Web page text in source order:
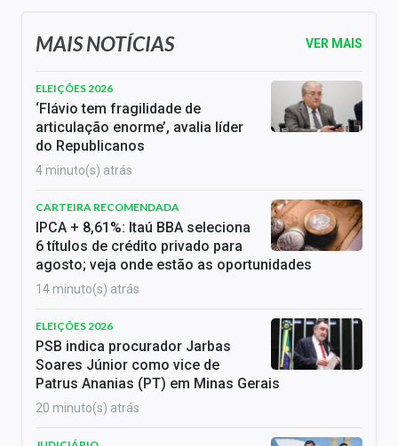
MAIS NOTÍCIAS VER MAIS
ELEIÇÕES 2026
‘Flávio tem fragilidade de
articulação enorme’, avalia líder
do Republicanos
4 minuto(s) atrás
CARTEIRA RECOMENDADA
IPCA + 8,61%: Itaú BBA seleciona
6 títulos de crédito privado para
agosto; veja onde estão as oportunidades
14 minuto(s) atrás
ELEIÇÕES 2026
PSB indica procurador Jarbas
Soares Júnior como vice de
Patrus Ananias (PT) em Minas Gerais
20 minuto(s) atrás